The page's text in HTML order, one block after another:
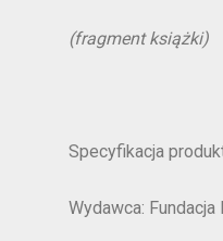
(fragment książki)
Specyfikacja
Wydawca: Fundacja